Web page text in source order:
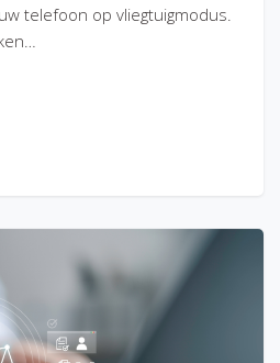
telefoon op vliegtuigmodus.